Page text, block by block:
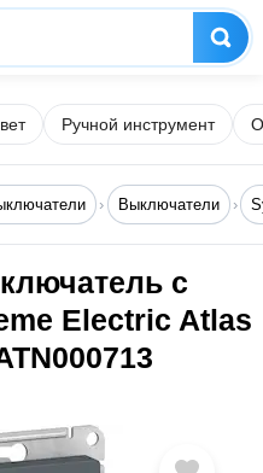
Ручной инструмент
Выключатели
с
Electric Atlas